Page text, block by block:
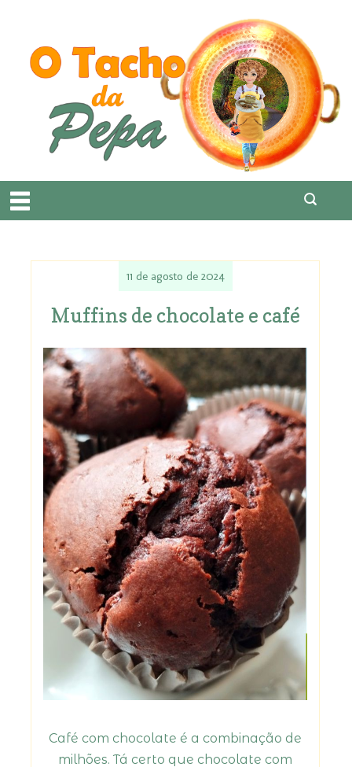
11 de agosto de 2024
Muffins de chocolate e café
Café com chocolate é a combinação de
milhões. Tá certo que chocolate com